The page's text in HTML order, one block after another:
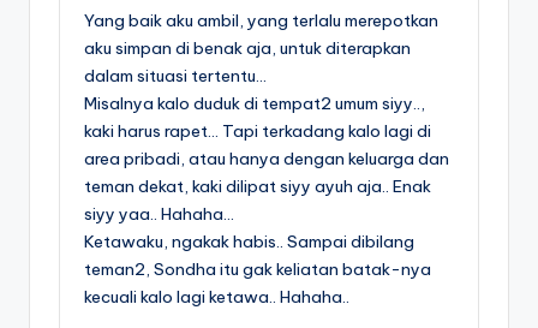
Yang baik aku ambil, yang terlalu merepotkan
aku simpan di benak aja, untuk diterapkan
dalam situasi tertentu…
Misalnya kalo duduk di tempat2 umum siyy..,
kaki harus rapet… Tapi terkadang kalo lagi di
area pribadi, atau hanya dengan keluarga dan
teman dekat, kaki dilipat siyy ayuh aja.. Enak
siyy yaa.. Hahaha…
Ketawaku, ngakak habis.. Sampai dibilang
teman2, Sondha itu gak keliatan batak-nya
kecuali kalo lagi ketawa.. Hahaha..